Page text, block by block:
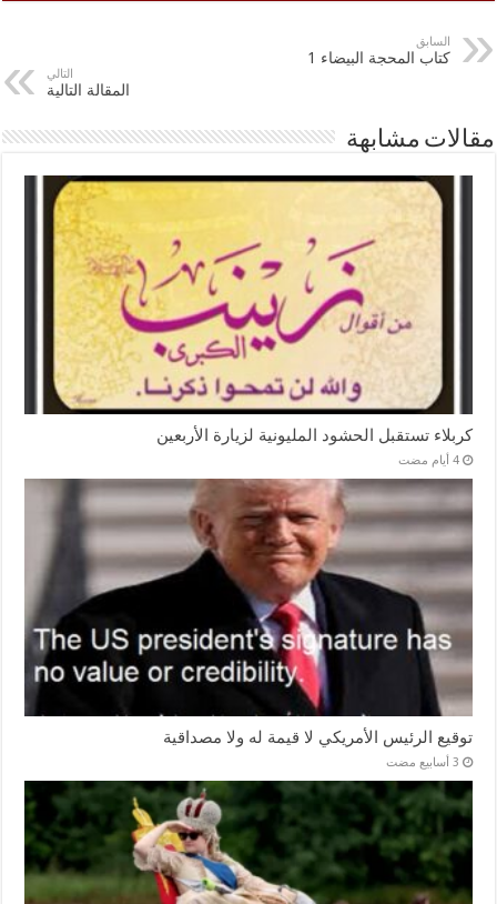
السابق
کتاب المحجة البيضاء 1
التالي
المقالة التالية
مقالات مشابهة
كربلاء تستقبل الحشود المليونية لزيارة الأربعين
‏4 أيام مضت
توقيع الرئيس الأمريكي لا قيمة له ولا مصداقية